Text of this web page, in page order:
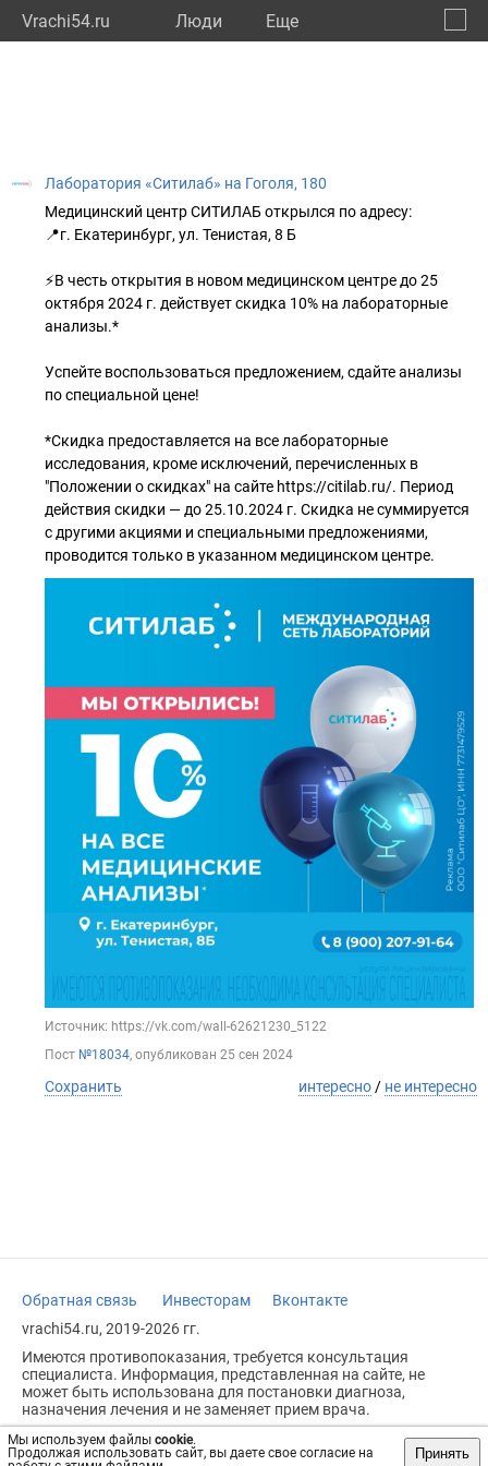
Vrachi54.ru Люди Eще
Мы используем файлы cookie.
Продолжая использовать сайт, вы даете свое согласие на
Принять
Лаборатория «Ситилаб» на Гоголя, 180
Медицинский центр СИТИЛАБ открылся по адресу:
📍г. Екатеринбург, ул. Тенистая, 8 Б
⚡В честь открытия в новом медицинском центре до 25
октября 2024 г. действует скидка 10% на лабораторные
анализы.*
Успейте воспользоваться предложением, сдайте анализы
по специальной цене!
*Скидка предоставляется на все лабораторные
исследования, кроме исключений, перечисленных в
"Положении о скидках" на сайте https://citilab.ru/. Период
действия скидки — до 25.10.2024 г. Скидка не суммируется
с другими акциями и специальными предложениями,
проводится только в указанном медицинском центре.
Источник: https://vk.com/wall-62621230_5122
Пост №18034, опубликован 25 сен 2024
Сохранить интересно / не интересно
Обратная связь Инвесторам
Вконтакте
vrachi54.ru, 2019-2026 гг.
Имеются противопоказания, требуется консультация
специалиста. Информация, представленная на сайте, не
может быть использована для постановки диагноза,
назначения лечения и не заменяет прием врача.
Возрастное ограничение: 18+